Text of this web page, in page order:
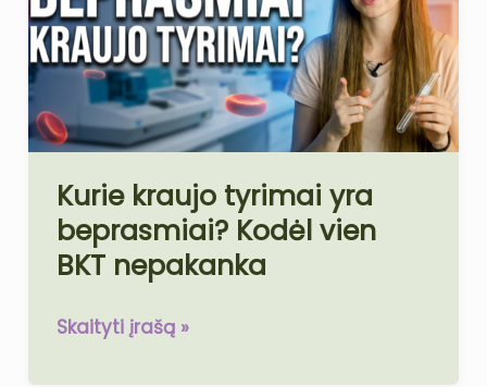
Kurie kraujo tyrimai yra
beprasmiai? Kodėl vien
BKT nepakanka
yra
beprasmiai?
Kodėl
vien
BKT
Skaityti įrašą »